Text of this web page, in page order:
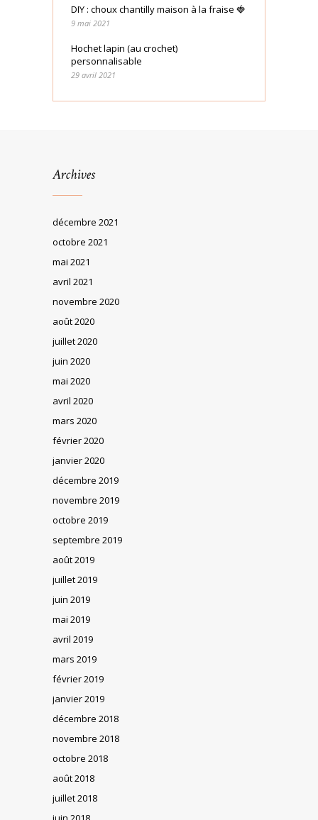
DIY : choux chantilly maison à la fraise 🍓
9 mai 2021
Hochet lapin (au crochet)
personnalisable
29 avril 2021
Archives
décembre 2021
octobre 2021
mai 2021
avril 2021
novembre 2020
août 2020
juillet 2020
juin 2020
mai 2020
avril 2020
mars 2020
février 2020
janvier 2020
décembre 2019
novembre 2019
octobre 2019
septembre 2019
août 2019
juillet 2019
juin 2019
mai 2019
avril 2019
mars 2019
février 2019
janvier 2019
décembre 2018
novembre 2018
octobre 2018
août 2018
juillet 2018